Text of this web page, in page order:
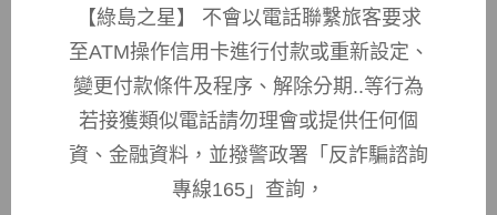
路線、緊急集合點等關鍵資訊，並有手語說明，請您注意觀
四、船上服務協助
1. 溝通工具提供：
可向船員索取紙筆、電子留言板或溝通白板等，以方便協助溝
【綠島之星】 不會以電話聯繫旅客要求
至ATM操作信用卡進行付款或重新設定、
變更付款條件及程序、解除分期..等行為
若接獲類似電話請勿理會或提供任何個
資、金融資料，並撥警政署「反詐騙諮詢
專線165」查詢，